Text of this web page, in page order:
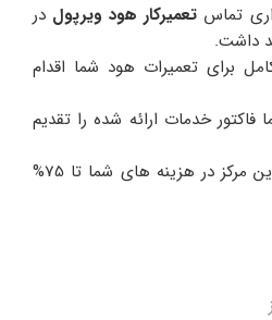
تماس تعمیرکار هود ویرپول در
داشت.
برای تعمیرات هود شما اقدام
فاکتور خدمات ارائه شده را تقدیم
با استفاده از خدمات این مرکز در هزینه های شما تا 75%